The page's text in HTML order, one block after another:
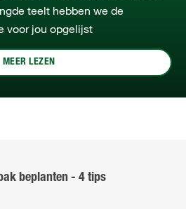
teelt hebben we de
voor jou opgelijst
MEER LEZEN
beplanten - 4 tips